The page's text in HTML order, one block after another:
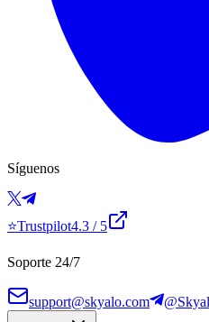
Síguenos
⭐Trustpilot4.3 / 5
Soporte 24/7
support@skyalo.com